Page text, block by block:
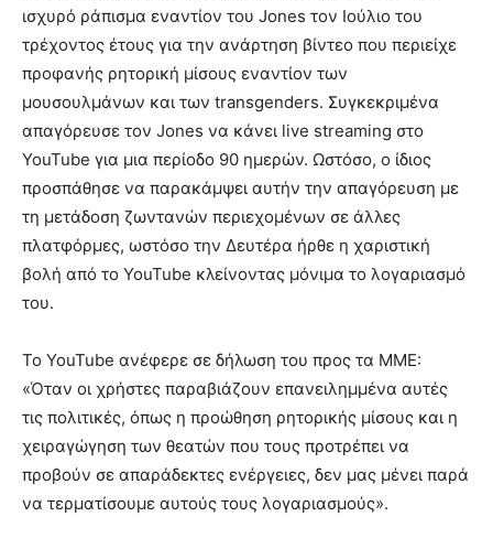
ισχυρό ράπισμα εναντίον του Jones τον Ιούλιο του
τρέχοντος έτους για την ανάρτηση βίντεο που περιείχε
προφανής ρητορική μίσους εναντίον των
μουσουλμάνων και των transgenders. Συγκεκριμένα
απαγόρευσε τον Jones να κάνει live streaming στο
YouTube για μια περίοδο 90 ημερών. Ωστόσο, ο ίδιος
προσπάθησε να παρακάμψει αυτήν την απαγόρευση με
τη μετάδοση ζωντανών περιεχομένων σε άλλες
πλατφόρμες, ωστόσο την Δευτέρα ήρθε η χαριστική
βολή από το YouTube κλείνοντας μόνιμα το λογαριασμό
του.
Το YouTube ανέφερε σε δήλωση του προς τα ΜΜΕ:
«Όταν οι χρήστες παραβιάζουν επανειλημμένα αυτές
τις πολιτικές, όπως η προώθηση ρητορικής μίσους και η
χειραγώγηση των θεατών που τους προτρέπει να
προβούν σε απαράδεκτες ενέργειες, δεν μας μένει παρά
να τερματίσουμε αυτούς τους λογαριασμούς».